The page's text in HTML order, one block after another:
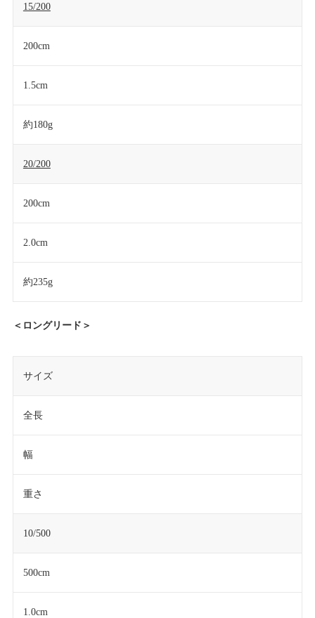
15/200
200cm
1.5cm
約180g
20/200
200cm
2.0cm
約235g
＜ロングリード＞
サイズ
全長
幅
重さ
10/500
500cm
1.0cm